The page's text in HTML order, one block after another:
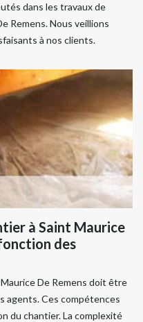
dans les travaux de
Remens. Nous veillions
à nos clients.
à Saint Maurice
des
De Remens doit être
agents. Ces compétences
du chantier. La complexité